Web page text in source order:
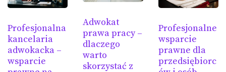
Profesjonalna
kancelaria
adwokacka –
wsparcie
Adwokat
prawa pracy –
dlaczego
warto
skorzystać z
Profesjonalne
wsparcie
prawne dla
przedsiębiorc